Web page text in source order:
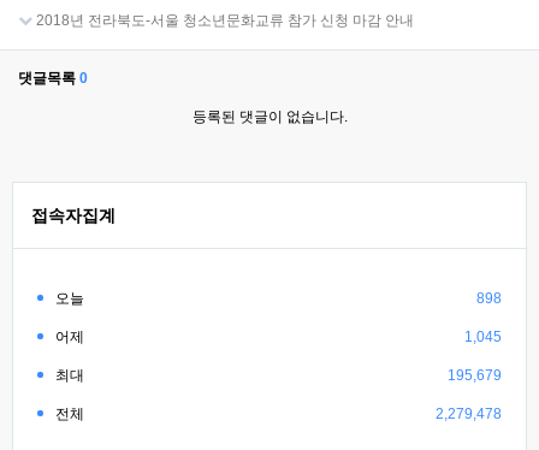
2018년 전라북도-서울 청소년문화교류 참가 신청 마감 안내
댓글목록 0
등록된 댓글이 없습니다.
접속자집계
오늘 898
어제 1,045
최대 195,679
전체 2,279,478